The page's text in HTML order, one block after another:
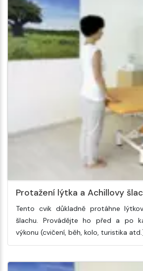
Protažení lýtka a Achillovy
Tento cvik důkladně protáhne
šlachu. Provádějte ho před a po
výkonu (cvičení, běh, kolo, turistika